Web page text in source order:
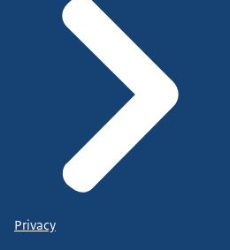
Privacy